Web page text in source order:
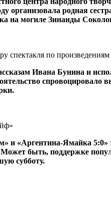
организовала родная
на могиле Зинаиды
спектакля по
Ивана Бунина и
«Аргентина-Ямайка 5:0»
быть, поддержке
субботу.